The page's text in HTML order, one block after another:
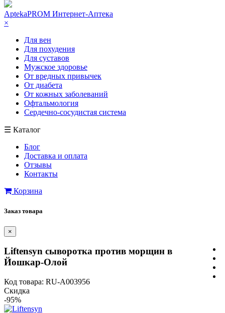
AptekaPROM Интернет-Аптека
×
Для вен
Для похудения
Для суставов
Мужское здоровье
От вредных привычек
От диабета
От кожных заболеваний
Офтальмология
Сердечно-сосудистая система
☰ Каталог
Блог
Доставка и оплата
Отзывы
Контакты
Корзина
Заказ товара
×
Liftensyn сыворотка против морщин в
Йошкар-Олой
Код товара: RU-A003956
Скидка
-95%